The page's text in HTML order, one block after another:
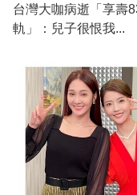
台灣大咖病逝「享壽
軌」：兒子很恨我...